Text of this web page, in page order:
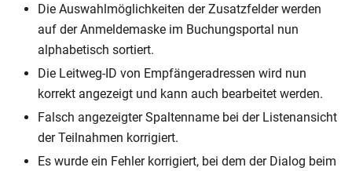
Die Auswahlmöglichkeiten der Zusatzfelder werden
auf der Anmeldemaske im Buchungsportal nun
alphabetisch sortiert.
Die Leitweg-ID von Empfängeradressen wird nun
korrekt angezeigt und kann auch bearbeitet werden.
Falsch angezeigter Spaltenname bei der Listenansicht
der Teilnahmen korrigiert.
Es wurde ein Fehler korrigiert, bei dem der Dialog beim